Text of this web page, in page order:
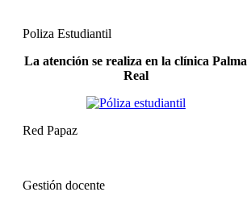
Poliza Estudiantil
La atención se realiza en la clínica Palma
Real
Red Papaz
Gestión docente